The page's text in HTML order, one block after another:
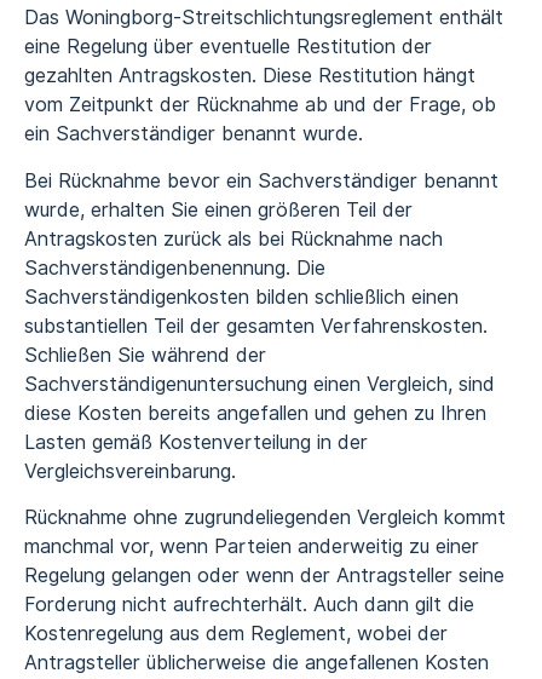
Das Woningborg-Streitschlichtungsreglement enthält
eine Regelung über eventuelle Restitution der
gezahlten Antragskosten. Diese Restitution hängt
vom Zeitpunkt der Rücknahme ab und der Frage, ob
ein Sachverständiger benannt wurde.
Bei Rücknahme bevor ein Sachverständiger benannt
wurde, erhalten Sie einen größeren Teil der
Antragskosten zurück als bei Rücknahme nach
Sachverständigenbenennung. Die
Sachverständigenkosten bilden schließlich einen
substantiellen Teil der gesamten Verfahrenskosten.
Schließen Sie während der
Sachverständigenuntersuchung einen Vergleich, sind
diese Kosten bereits angefallen und gehen zu Ihren
Lasten gemäß Kostenverteilung in der
Vergleichsvereinbarung.
Rücknahme ohne zugrundeliegenden Vergleich kommt
manchmal vor, wenn Parteien anderweitig zu einer
Regelung gelangen oder wenn der Antragsteller seine
Forderung nicht aufrechterhält. Auch dann gilt die
Kostenregelung aus dem Reglement, wobei der
Antragsteller üblicherweise die angefallenen Kosten